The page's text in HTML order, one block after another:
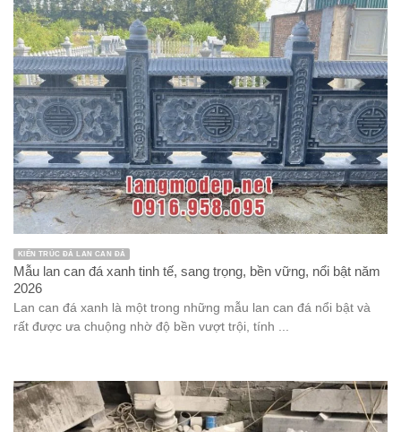
KIẾN TRÚC ĐÁ LAN CAN ĐÁ
Mẫu lan can đá xanh tinh tế, sang trọng, bền vững, nổi bật năm
2026
Lan can đá xanh là một trong những mẫu lan can đá nổi bật và
rất được ưa chuộng nhờ độ bền vượt trội, tính ...